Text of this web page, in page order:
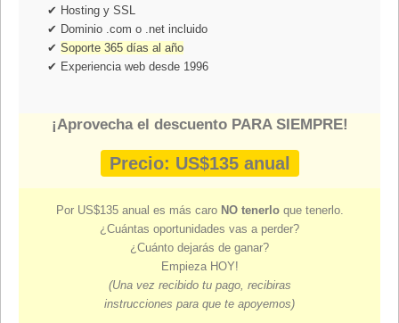
✔ Hosting y SSL
✔ Dominio .com o .net incluido
✔Soporte 365 días al año
✔ Experiencia web desde 1996
¡Aprovecha el descuento PARA SIEMPRE!
Precio: US$135 anual
Por US$135 anual es más caro NO tenerloque tenerlo.
¿Cuántas oportunidades vas a perder?
¿Cuánto dejarás de ganar?
Empieza HOY!
(Una vez recibido tu pago, recibiras
instrucciones para que te apoyemos)